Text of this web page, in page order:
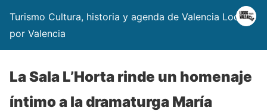
Turismo Cultura, historia y agenda de Valencia Locos
por Valencia
La Sala L’Horta rinde un homenaje
íntimo a la dramaturga María